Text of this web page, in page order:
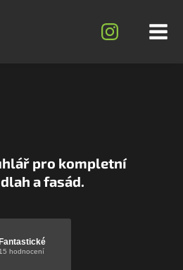
pro kompletní
a fasád.